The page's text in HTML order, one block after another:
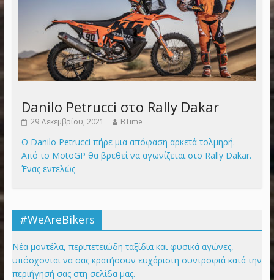
Danilo Petrucci στο Rally Dakar
29 Δεκεμβρίου, 2021 BTime
Ο Danilo Petrucci πήρε μια απόφαση αρκετά τολμηρή.
Από το MotoGP θα βρεθεί να αγωνίζεται στο Rally Dakar.
Ένας εντελώς
#WeAreBikers
Νέα μοντέλα, περιπετειώδη ταξίδια και φυσικά αγώνες,
υπόσχονται να σας κρατήσουν ευχάριστη συντροφιά κατά την
περιήγησή σας στη σελίδα μας.